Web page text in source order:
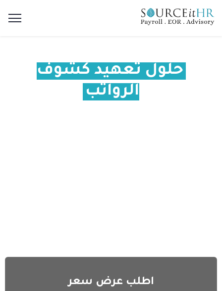
حلول تعهيد كشوف
الرواتب
اطلب عرض سعر